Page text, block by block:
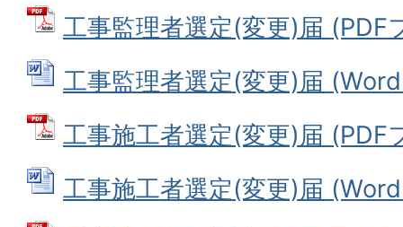
工事監理者選定(変更)届 (PDF
工事監理者選定(変更)届
工事施工者選定(変更)届 (PDF
工事施工者選定(変更)届